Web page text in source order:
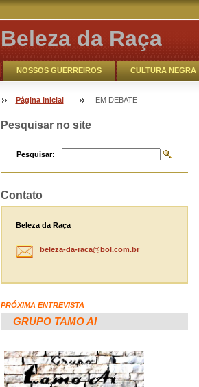
Beleza da Raça
NOSSOS GUERREIROS CULTURA NEGRA
VOCÊ AQUI
CATHO ONLINE
Página inicial EM DEBATE
Pesquisar no site
Pesquisar:
Contato
Beleza da Raça
beleza-da-raca@bol.com.br
PRÓXIMA ENTREVISTA
GRUPO TAMO AI